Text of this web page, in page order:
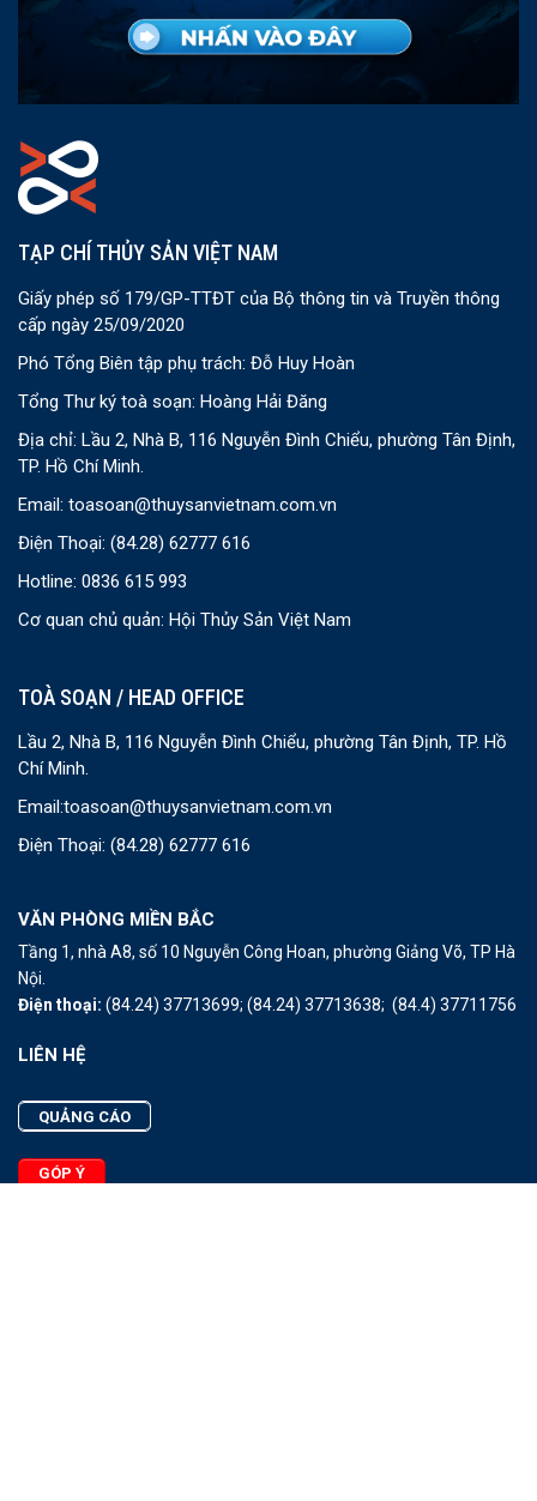
TẠP CHÍ THỦY SẢN VIỆT NAM
Giấy phép số 179/GP-TTĐT của Bộ thông tin và Truyền thông
cấp ngày 25/09/2020
Phó Tổng Biên tập phụ trách: Đỗ Huy Hoàn
Tổng Thư ký toà soạn: Hoàng Hải Đăng
Địa chỉ: Lầu 2, Nhà B, 116 Nguyễn Đình Chiểu, phường Tân Định,
TP. Hồ Chí Minh.
Email: toasoan@thuysanvietnam.com.vn
Điện Thoại: (84.28) 62777 616
Hotline: 0836 615 993
Cơ quan chủ quản: Hội Thủy Sản Việt Nam
TOÀ SOẠN / HEAD OFFICE
Lầu 2, Nhà B, 116 Nguyễn Đình Chiểu, phường Tân Định, TP. Hồ
Chí Minh.
Email:toasoan@thuysanvietnam.com.vn
Điện Thoại: (84.28) 62777 616
VĂN PHÒNG MIỀN BẮC
Tầng 1, nhà A8, số 10 Nguyễn Công Hoan, phường Giảng Võ, TP Hà
Nội.
Điện thoại: (84.24) 37713699; (84.24) 37713638; (84.4) 37711756
LIÊN HỆ
QUẢNG CÁO
GÓP Ý